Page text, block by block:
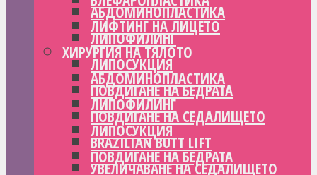
АБДОМИНОПЛАСТИКА
ЛИПОФИЛИНГ
ЛИПОСУКЦИЯ
ПОВДИГАНЕ НА БЕДРАТА
ПОВДИГАНЕ НА СЕДАЛИЩЕТО
BRAZILIAN BUTT LIFT
УВЕЛИЧАВАНЕ НА СЕДАЛИЩЕТО
ЛИФТИНГ НА ЛИЦЕТО
ХИРУРГИЯ НА ТЯЛОТО
АБДОМИНОПЛАСТИКА
ЛИПОФИЛИНГ
ЛИПОСУКЦИЯ
ПОВДИГАНЕ НА БЕДРАТА